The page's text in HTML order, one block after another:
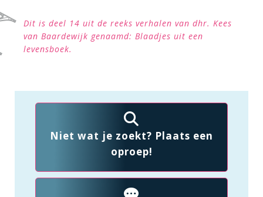
Dit is deel 14 uit de reeks verhalen van dhr. Kees
van Baardewijk genaamd: Blaadjes uit een
levensboek.
Niet wat je zoekt? Plaats een
oproep!